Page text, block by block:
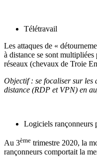
Télétravail
Les attaques de «
à distance se sont
réseaux (chevaux de Troie
Objectif : se focaliser sur les
distance (RDP et VPN) en
Logiciels rançonneurs
Au 3ème trimestre 2020, la
rançonneurs comportait la